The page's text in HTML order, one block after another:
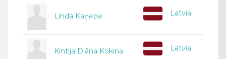
Linda Kaņepe Latvia
Kintija Diāna Kokina Latvia